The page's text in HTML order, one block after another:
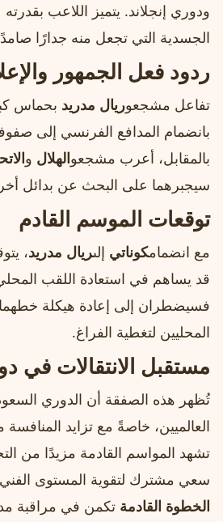
ودوري إنجلاند. يتميز اللاعب
الجسدية التي تجعل منه جدارًا
ردود فعل الجمهور
تفاعل مشجعوريال مدريد بحماس
بانضمام المدافع الفرنسي إلى
بالمقابل، أعرب مشجعوالهلال و
سيجبرهما على البحث عن بدائل
توقعات الموسم القادم
مع انضمامكوناتي إلىريال مدريد،
قد يساهم في استعادة اللقب
فسيضطران إلى إعادة هيكلة خطهما
المحليين لتغطية الفراغ.
مستقبل الانتقالات
تُظهر هذه الصفقة أن الدوري
العالميين، خاصةً مع تزايد
تشهد المواسم القادمة مزيدًا من
سعي مشترك لتقوية المستوى الفني
الخطوة القادمة تكمن في مراقبة